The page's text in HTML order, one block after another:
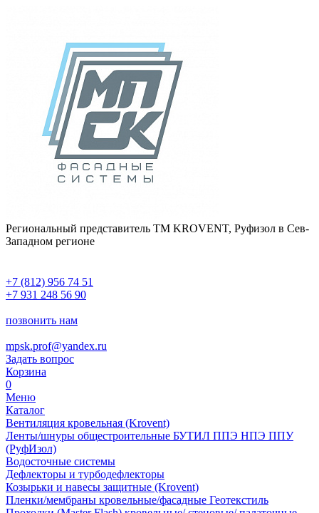
Региональный представитель ТМ KROVENT, Руфизол в Сев-
Западном регионе
+7 (812) 956 74 51
+7 931 248 56 90
позвонить нам
mpsk.prof@yandex.ru
Задать вопрос
Корзина
0
Меню
Каталог
Вентиляция кровельная (Krovent)
Ленты/шнуры общестроительные БУТИЛ ППЭ НПЭ ППУ
(РуфИзол)
Водосточные системы
Дефлекторы и турбодефлекторы
Козырьки и навесы защитные (Krovent)
Пленки/мембраны кровельные/фасадные Геотекстиль